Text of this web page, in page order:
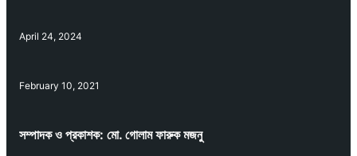
April 24, 2024
February 10, 2021
সম্পাদক ও প্রকাশক: মো. গোলাম ফারুক মজনু